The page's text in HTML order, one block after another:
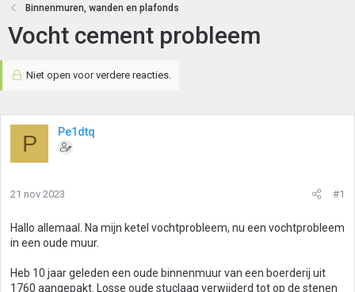
Binnenmuren, wanden en plafonds
Vocht cement probleem
Niet open voor verdere reacties.
P Pe1dtq
21 nov 2023 #1
Hallo allemaal. Na mijn ketel vochtprobleem, nu een vochtprobleem
in een oude muur.
Heb 10 jaar geleden een oude binnenmuur van een boerderij uit
1760 aangepakt. Losse oude stuclaag verwijderd tot op de stenen